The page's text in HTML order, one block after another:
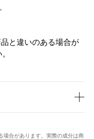
場合があります。実際の成分は商
と違いのある場合が